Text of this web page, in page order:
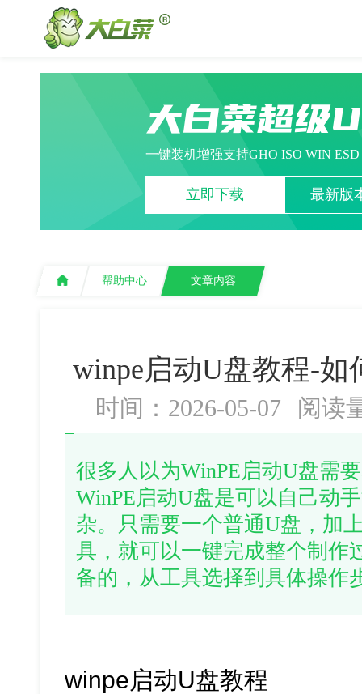
大白菜超级
一键装机增强支持GHO ISO WIN
立即下载 最新版
帮助中心 文章内容
winpe启动U盘教程-如
时间：2026-05-07 阅读
很多人以为WinPE启动U盘需
WinPE启动U盘是可以自己动
杂。只需要一个普通U盘，加
具，就可以一键完成整个制作
备的，从工具选择到具体操作
winpe启动U盘教程